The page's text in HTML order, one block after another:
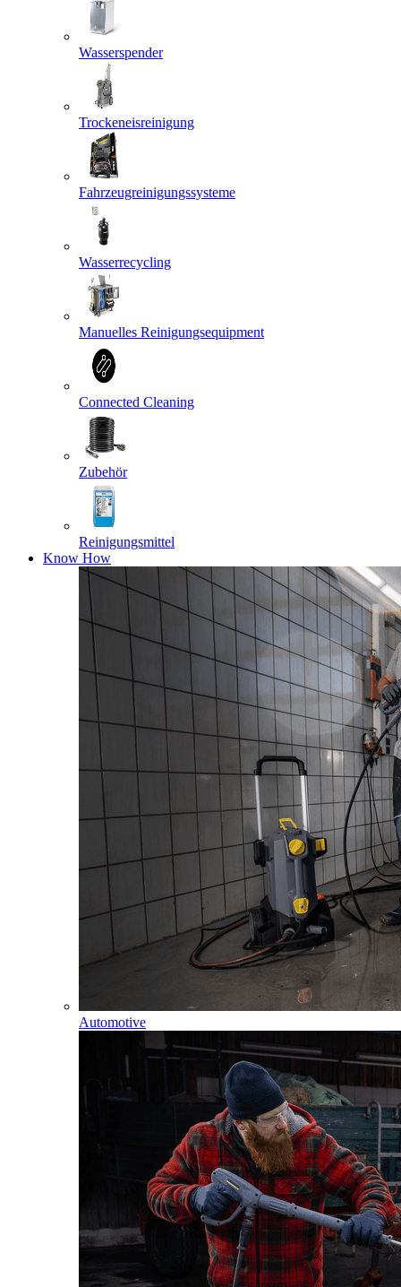
Wasserspender
Trockeneisreinigung
Fahrzeugreinigungssysteme
Wasserrecycling
Manuelles Reinigungsequipment
Connected Cleaning
Zubehör
Reinigungsmittel
Know How
Automotive